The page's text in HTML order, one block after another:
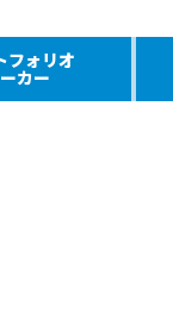
フォリオ
カー